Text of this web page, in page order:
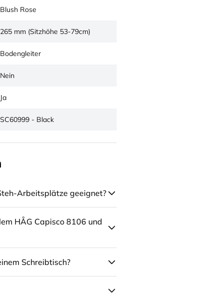
Blush Rose
265 mm (Sitzhöhe 53-79cm)
Bodengleiter
Nein
Ja
SC60999 - Black
Arbeitsplätze geeignet?
HÅG Capisco 8106 und
Schreibtisch?